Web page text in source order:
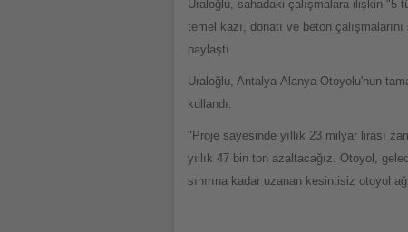
Uraloğlu, sahadaki çalışmalara ilişkin "5
temel kazı, donatı ve beton
paylaştı.
Uraloğlu, Antalya-Alanya Otoyolu'nun
kullandı:
"Proje sayesinde yıllık 23 milyar lirası
yıllık 47 bin ton azaltacağız. Otoyol,
sınırına kadar uzanan kesintisiz otoyol